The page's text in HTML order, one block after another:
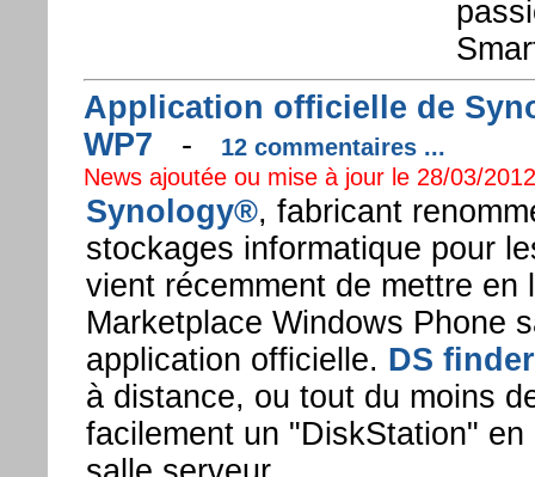
Application officielle de
WP7 -
12 commentaires ...
News ajoutée ou mise à jour le 28/03/
Synology®, fabricant
stockages informatique pour
vient récemment de mettre en
Marketplace Windows Phone
application officielle. DS finder
à distance, ou tout du moins
facilement un "DiskStation"